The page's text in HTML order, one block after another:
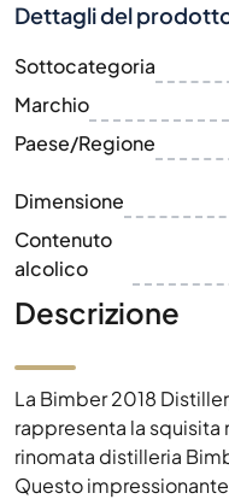
Dettagli del
Sottocategoria
Marchio
Paese/Regione
Dimensione
Contenuto
alcolico
Descrizione
La Bimber 2018
rappresenta la
rinomata distilleria
Questo